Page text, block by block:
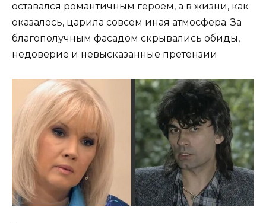
оставался романтичным героем, а в жизни, как
оказалось, царила совсем иная атмосфера. За
благополучным фасадом скрывались обиды,
недоверие и невысказанные претензии